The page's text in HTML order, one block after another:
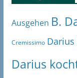
Ausgehen B.
Cremissimo Darius
Darius